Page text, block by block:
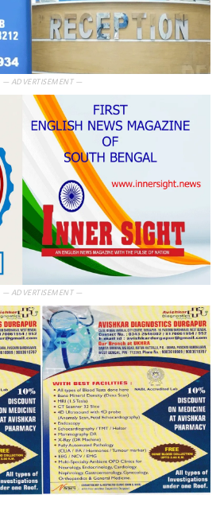
— ADVERTISEMENT —
— ADVERTISEMENT —